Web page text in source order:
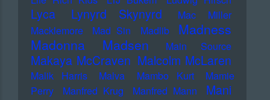
Lyca Lynyrd Skynyrd
Mac Miller
Macklemore
Mad Sin Madlib
Madness
Madonna
Madsen Main Source
Makaya McCraven Malcolm McLaren
Malik Harris Malva Mambo Kurt
Mamie
Perry
Manfred Krug Manfred Mann Mani